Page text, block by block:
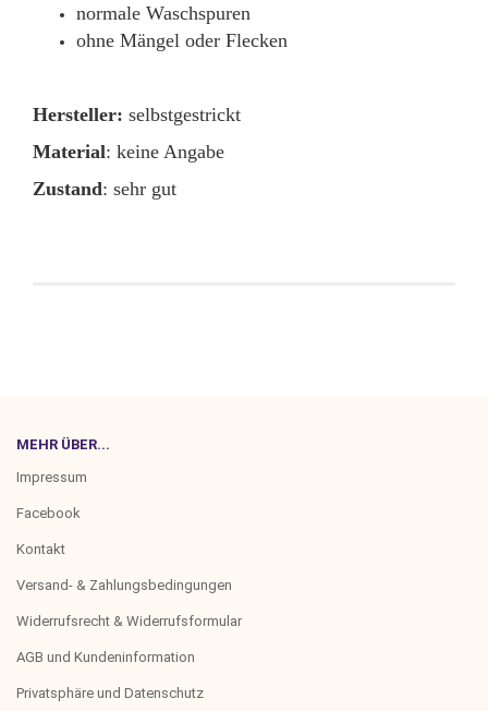
normale Waschspuren
ohne Mängel oder Flecken
Hersteller: selbstgestrickt
Material: keine Angabe
Zustand: sehr gut
MEHR ÜBER...
Impressum
Facebook
Kontakt
Versand- & Zahlungsbedingungen
Widerrufsrecht & Widerrufsformular
AGB und Kundeninformation
Privatsphäre und Datenschutz